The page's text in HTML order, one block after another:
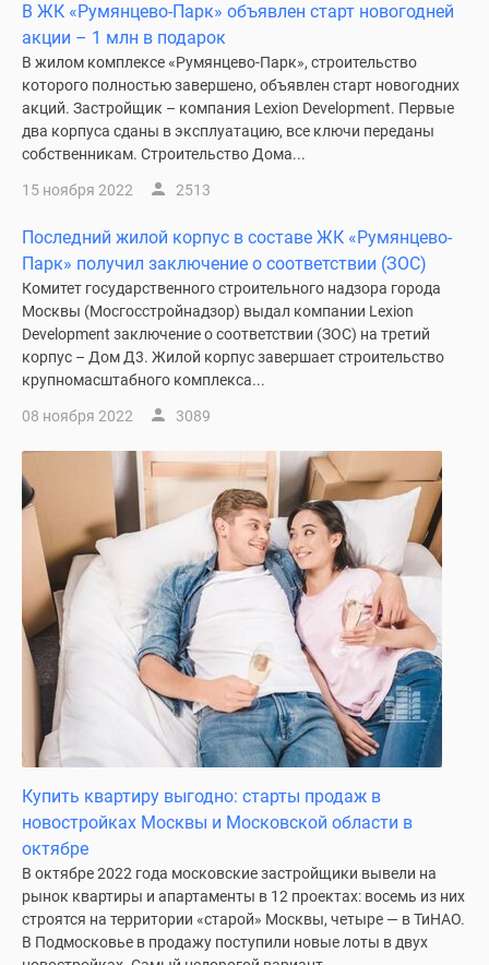
Rutube
Поиск
дома
Москве
Программа
Москве
Новостройки
премиум-
класса
Новостройки
бизнес-
класса
Рассрочка
Дома
коттеджи
Коттеджные
поселки
Новой
Москве
Готовые
коттеджные
поселки
коттеджные
поселки
Коттеджные
поселки
лесу
В ЖК «Румянцево-Парк» объявлен старт новогодней
акции – 1 млн в подарок
В жилом комплексе «Румянцево-Парк», строительство
которого полностью завершено, объявлен старт новогодних
акций. Застройщик – компания Lexion Development. Первые
два корпуса сданы в эксплуатацию, все ключи переданы
собственникам. Строительство Дома...
15 ноября 2022 2513
Последний жилой корпус в составе ЖК «Румянцево-
Парк» получил заключение о соответствии (ЗОС)
Комитет государственного строительного надзора города
Москвы (Мосгосстройнадзор) выдал компании Lexion
Development заключение о соответствии (ЗОС) на третий
корпус – Дом Д3. Жилой корпус завершает строительство
крупномасштабного комплекса...
08 ноября 2022 3089
Купить квартиру выгодно: старты продаж в
новостройках Москвы и Московской области в
октябре
В октябре 2022 года московские застройщики вывели на
рынок квартиры и апартаменты в 12 проектах: восемь из них
строятся на территории «старой» Москвы, четыре — в ТиНАО.
В Подмосковье в продажу поступили новые лоты в двух